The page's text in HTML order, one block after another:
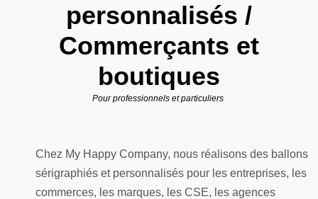
personnalisés /
Commerçants et
boutiques
Pour professionnels et particuliers
Chez My Happy Company, nous réalisons des ballons
sérigraphiés et personnalisés pour les entreprises, les
commerces, les marques, les CSE, les agences